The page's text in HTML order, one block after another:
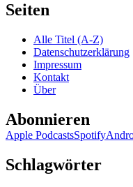
Seiten
Alle Titel (A-Z)
Datenschutzerklärung
Impressum
Kontakt
Über
Abonnieren
Apple PodcastsSpotify
Schlagwörter